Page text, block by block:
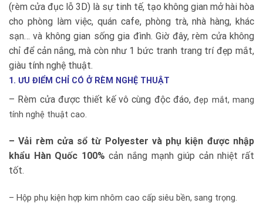
(rèm cửa đục lỗ 3D) là sự tinh tế, tạo không gian mở hài hòa
cho phòng làm việc, quán cafe, phòng trà, nhà hàng, khác
sạn… và không gian sống gia đình. Giờ đây, rèm cửa không
chỉ để cản nắng, mà còn như 1 bức tranh trang trí đẹp mắt,
giàu tính nghệ thuật.
1. ƯU ĐIỂM CHỈ CÓ Ở RÈM NGHỆ THUẬT
– Rèm cửa được thiết kế vô cùng độc đáo,đẹp mắt, mang
tính nghệ thuật cao.
– Vải rèm cửa sổ từ Polyester và phụ kiện được nhập
khẩu Hàn Quốc 100%cản nắng mạnh giúp cản nhiệt rất
tốt.
– Hộp phụ kiện hợp kim nhôm cao cấp siêu bền, sang trọng.